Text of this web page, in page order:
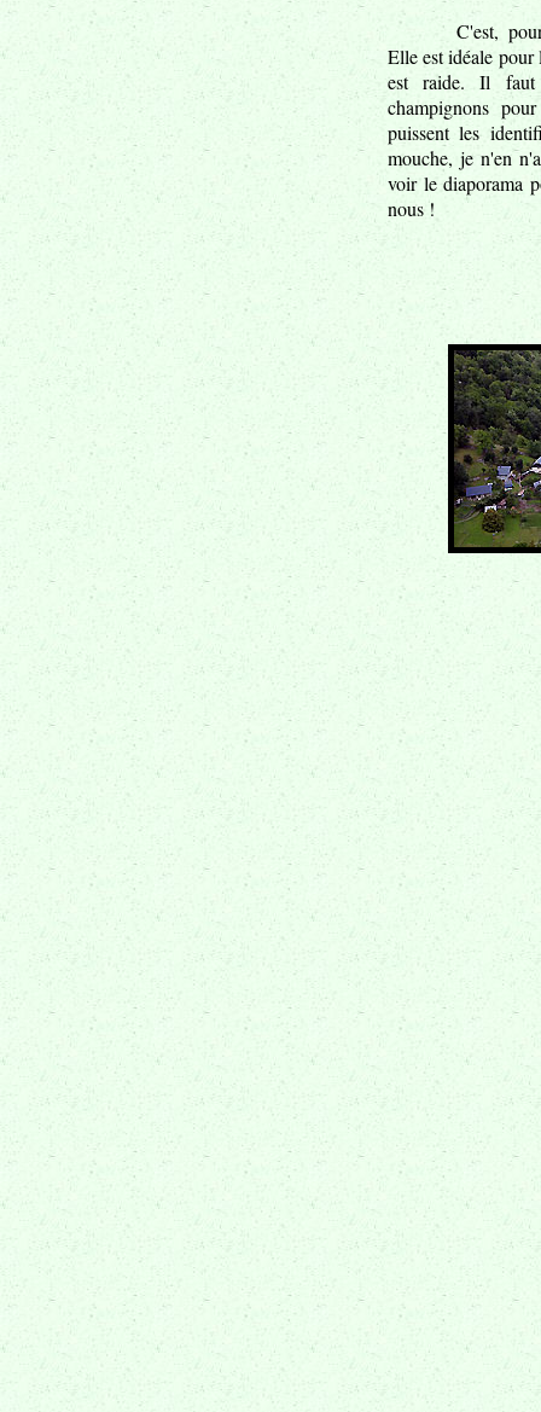
C'est,
Elle est idéale
est raide. Il
champignons
puissent les
mouche, je n'en
voir le diaporama
nous !